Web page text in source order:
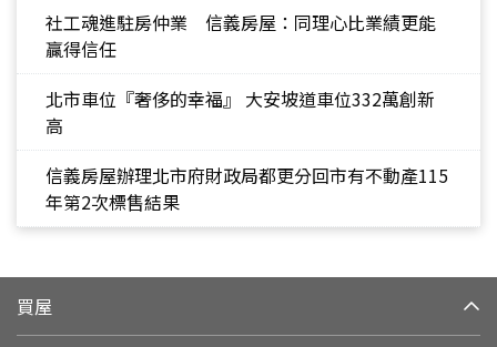
社工魂進駐房仲業 信義房屋：同理心比業績更能
贏得信任
北市車位『奢侈的幸福』 大安坡道車位332萬創新
高
信義房屋辦理北市府財政局都更分回市有不動產115
年第2次標售結果
買屋